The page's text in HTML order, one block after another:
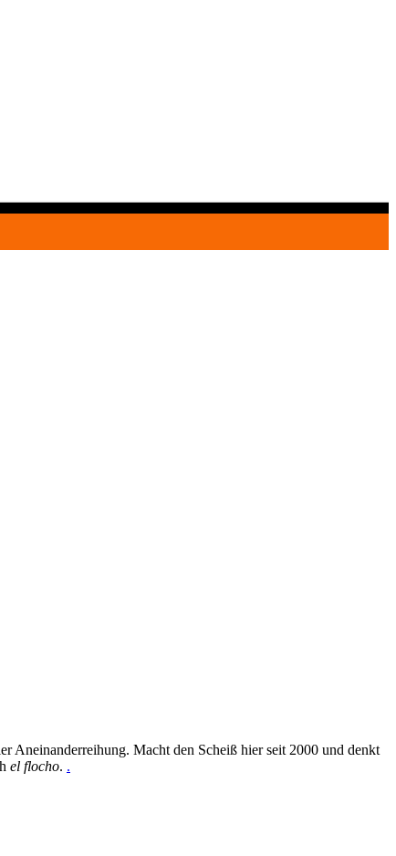
Aneinanderreihung. Macht den Scheiß hier seit 2000 und denkt
el flocho. .